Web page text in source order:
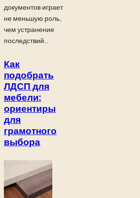
документов играет
не меньшую роль,
чем устранение
последствий...
Как
подобрать
ЛДСП для
мебели:
ориентиры
для
грамотного
выбора